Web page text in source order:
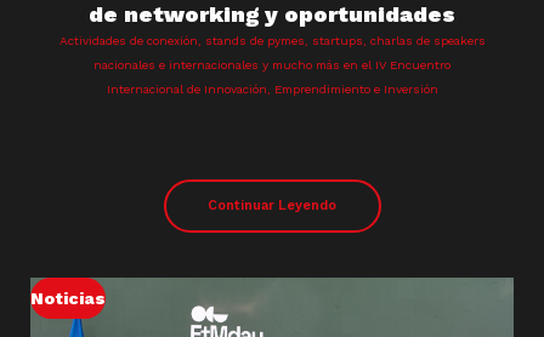
de networking y oportunidades
Actividades de conexión, stands de pymes, startups, charlas de speakers
nacionales e internacionales y mucho más en el IV Encuentro
Internacional de Innovación, Emprendimiento e Inversión
Continuar Leyendo
Noticias